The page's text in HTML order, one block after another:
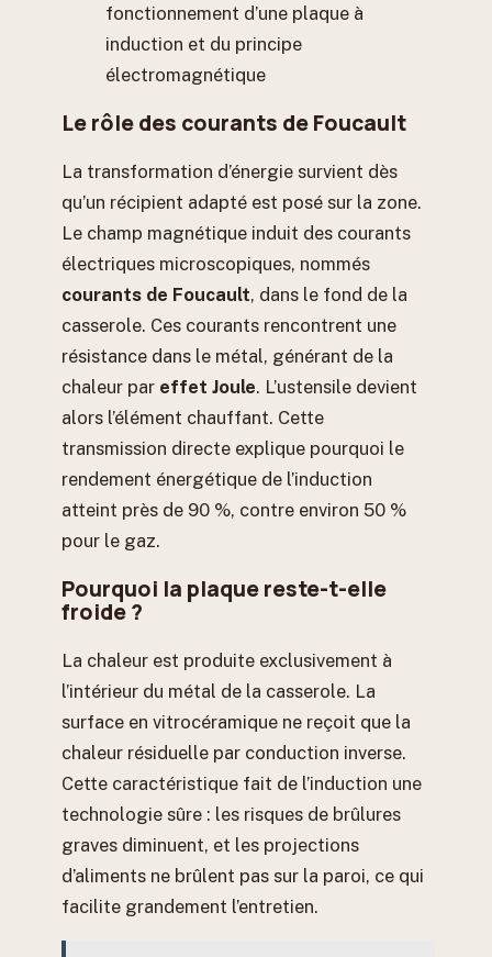
fonctionnement d’une plaque à
induction et du principe
électromagnétique
Le rôle des courants de Foucault
La transformation d’énergie survient dès
qu’un récipient adapté est posé sur la zone.
Le champ magnétique induit des courants
électriques microscopiques, nommés
courants de Foucault, dans le fond de la
casserole. Ces courants rencontrent une
résistance dans le métal, générant de la
chaleur par effet Joule. L’ustensile devient
alors l’élément chauffant. Cette
transmission directe explique pourquoi le
rendement énergétique de l’induction
atteint près de 90 %, contre environ 50 %
pour le gaz.
Pourquoi la plaque reste-t-elle
froide ?
La chaleur est produite exclusivement à
l’intérieur du métal de la casserole. La
surface en vitrocéramique ne reçoit que la
chaleur résiduelle par conduction inverse.
Cette caractéristique fait de l’induction une
technologie sûre : les risques de brûlures
graves diminuent, et les projections
d’aliments ne brûlent pas sur la paroi, ce qui
facilite grandement l’entretien.